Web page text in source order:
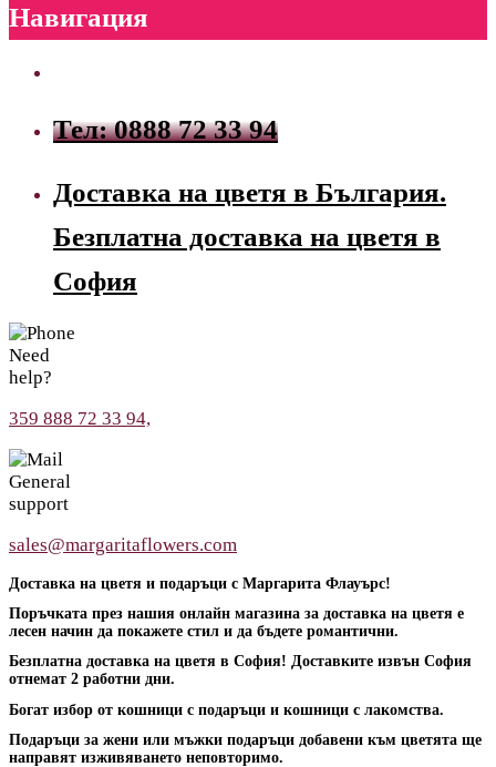
Навигация
Тел: 0888 72 33 94
Доставка на цветя в България.
Безплатна доставка на цветя в
София
Need
help?
359 888 72 33 94,
General
support
sales@margaritaflowers.com
Доставка на цветя и подаръци с Маргарита Флауърс!
Поръчката през нашия онлайн магазина за доставка на цветя е
лесен начин да покажете стил и да бъдете романтични.
Безплатна доставка на цветя в София! Доставките извън София
отнемат 2 работни дни.
Богат избор от кошници с подаръци и кошници с лакомства.
Подаръци за жени или мъжки подаръци добавени към цветята ще
направят изживяването неповторимо.